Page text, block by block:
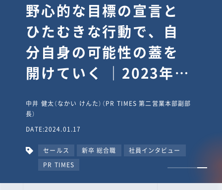
野心的な目標の宣言と
ひたむきな行動で、自
分自身の可能性の蓋を
開けていく ｜2023年度
タビュー #PR
TIMESな人たち
中井 健太（なかい けんた）（PR TIMES 第二営業本部副部
長）
DATE:2024.01.17
セールス 新卒 総合職
社員インタビュー
PR TIMES